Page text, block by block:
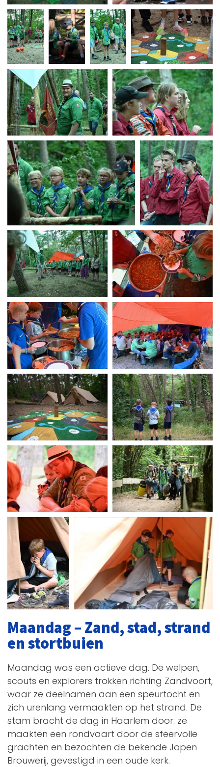
Maandag – Zand, stad, strand
en stortbuien
Maandag was een actieve dag. De welpen,
scouts en explorers trokken richting Zandvoort,
waar ze deelnamen aan een speurtocht en
zich urenlang vermaakten op het strand. De
stam bracht de dag in Haarlem door: ze
maakten een rondvaart door de sfeervolle
grachten en bezochten de bekende Jopen
Brouwerij, gevestigd in een oude kerk.